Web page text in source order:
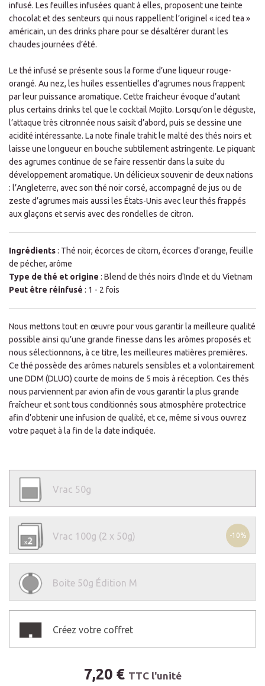
infusé. Les feuilles infusées quant à elles, proposent une teinte
chocolat et des senteurs qui nous rappellent l’originel « iced tea »
américain, un des drinks phare pour se désaltérer durant les
chaudes journées d’été.
Le thé infusé se présente sous la forme d’une liqueur rouge-
orangé. Au nez, les huiles essentielles d’agrumes nous frappent
par leur puissance aromatique. Cette fraicheur évoque d’autant
plus certains drinks tel que le cocktail Mojito. Lorsqu’on le déguste,
l’attaque très citronnée nous saisit d’abord, puis se dessine une
acidité intéressante. La note finale trahit le malté des thés noirs et
laisse une longueur en bouche subtilement astringente. Le piquant
des agrumes continue de se faire ressentir dans la suite du
développement aromatique. Un délicieux souvenir de deux nations
: l’Angleterre, avec son thé noir corsé, accompagné de jus ou de
zeste d’agrumes mais aussi les États-Unis avec leur thés frappés
aux glaçons et servis avec des rondelles de citron.
Ingrédients: Thé noir, écorces de citorn, écorces d'orange, feuille
de pécher, arôme
Type de thé et origine : Blend de thés noirs d'Inde et du Vietnam
Peut être réinfusé : 1 - 2 fois
Nous mettons tout en œuvre pour vous garantir la meilleure qualité
possible ainsi qu’une grande finesse dans les arômes proposés et
nous sélectionnons, à ce titre, les meilleures matières premières.
Ce thé possède des arômes naturels sensibles et a volontairement
une DDM (DLUO) courte de moins de 5 mois à réception. Ces thés
nous parviennent par avion afin de vous garantir la plus grande
fraîcheur et sont tous conditionnés sous atmosphère protectrice
afin d’obtenir une infusion de qualité, et ce, même si vous ouvrez
votre paquet à la fin de la date indiquée.
Vrac 50g
-10%
Vrac 100g (2 x 50g)
Boite 50g Édition M
Créez votre coffret
7,20 € TTC l'unité